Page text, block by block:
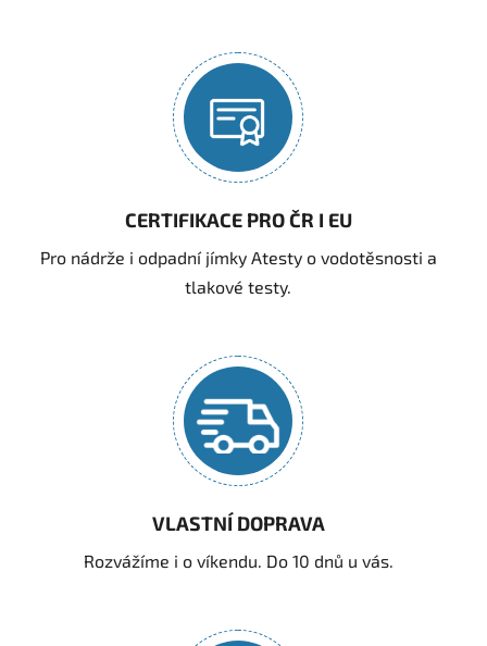
CERTIFIKACE PRO ČR I EU
Pro nádrže i odpadní jímky Atesty o vodotěsnosti a
tlakové testy.
VLASTNÍ DOPRAVA
Rozvážíme i o víkendu. Do 10 dnů u vás.